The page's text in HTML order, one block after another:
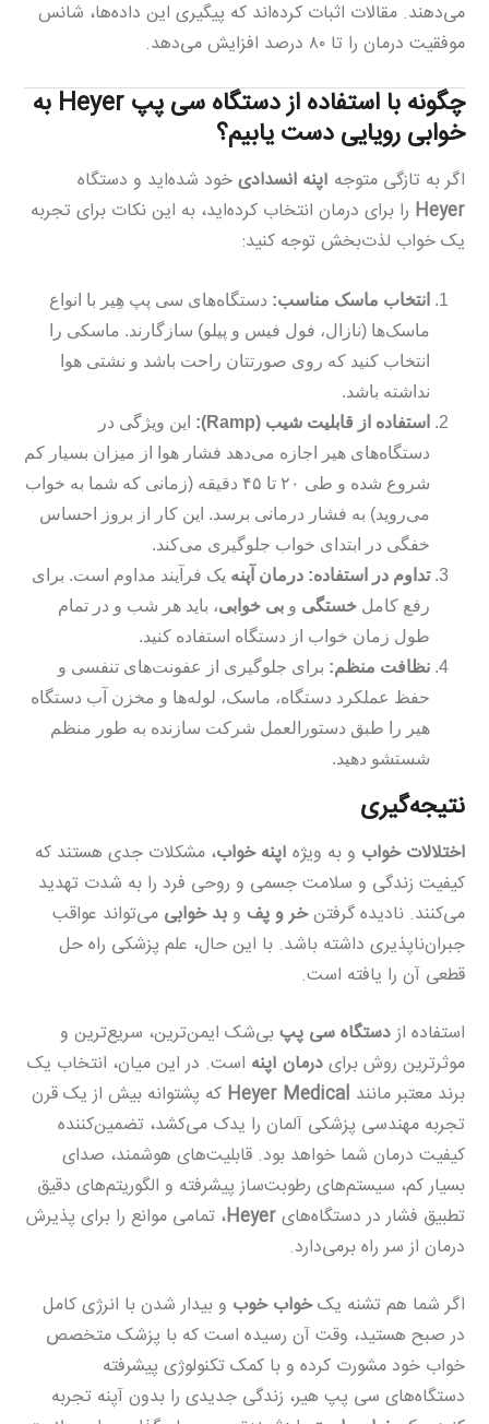
می‌دهند. مقالات اثبات کرده‌اند که پیگیری این داده‌ها، شانس
موفقیت درمان را تا ۸۰ درصد افزایش می‌دهد.
چگونه با استفاده از دستگاه سی پپ Heyer به
خوابی رویایی دست یابیم؟
اگر به تازگی متوجه آپنه انسدادیخود شده‌اید و دستگاه
Heyer را برای درمان انتخاب کرده‌اید، به این نکات برای تجربه
یک خواب لذت‌بخش توجه کنید:
انتخاب ماسک مناسب: دستگاه‌های سی پپ هِیر با انواع
ماسک‌ها (نازال، فول فیس و پیلو) سازگارند. ماسکی را
انتخاب کنید که روی صورتتان راحت باشد و نشتی هوا
نداشته باشد.
استفاده از قابلیت شیب (Ramp):
این ویژگی در
دستگاه‌های هیر اجازه می‌دهد فشار هوا از میزان بسیار کم
شروع شده و طی ۲۰ تا ۴۵ دقیقه (زمانی که شما به خواب
می‌روید) به فشار درمانی برسد. این کار از بروز احساس
خفگی در ابتدای خواب جلوگیری می‌کند.
تداوم در استفاده: درمان آپنه یک فرآیند مداوم است. برای
رفع کامل خستگی و بی خوابی، باید هر شب و در تمام
طول زمان خواب از دستگاه استفاده کنید.
نظافت منظم: برای جلوگیری از عفونت‌های تنفسی و
حفظ عملکرد دستگاه، ماسک، لوله‌ها و مخزن آب دستگاه
هیر را طبق دستورالعمل شرکت سازنده به طور منظم
شستشو دهید.
نتیجه‌گیری
اختلالات خواب و به ویژه آپنه خواب، مشکلات جدی هستند که
کیفیت زندگی و سلامت جسمی و روحی فرد را به شدت تهدید
می‌کنند. نادیده گرفتنخر و پف وبد خوابی می‌تواند عواقب
جبران‌ناپذیری داشته باشد. با این حال، علم پزشکی راه حل
قطعی آن را یافته است.
استفاده ازدستگاه سی پپبی‌شک ایمن‌ترین، سریع‌ترین و
موثرترین روش برایدرمان آپنه است. در این میان، انتخاب یک
برند معتبر مانند Heyer Medical که پشتوانه بیش از یک قرن
تجربه مهندسی پزشکی آلمان را یدک می‌کشد، تضمین‌کننده
کیفیت درمان شما خواهد بود. قابلیت‌های هوشمند، صدای
بسیار کم، سیستم‌های رطوبت‌ساز پیشرفته و الگوریتم‌های دقیق
تطبیق فشار در دستگاه‌هایHeyer، تمامی موانع را برای پذیرش
درمان از سر راه برمی‌دارد.
اگر شما هم تشنه یکخواب خوب و بیدار شدن با انرژی کامل
در صبح هستید، وقت آن رسیده است که با پزشک متخصص
خواب خود مشورت کرده و با کمک تکنولوژی پیشرفته
دستگاه‌های سی پپ هیر، زندگی جدیدی را بدون آپنه تجربه